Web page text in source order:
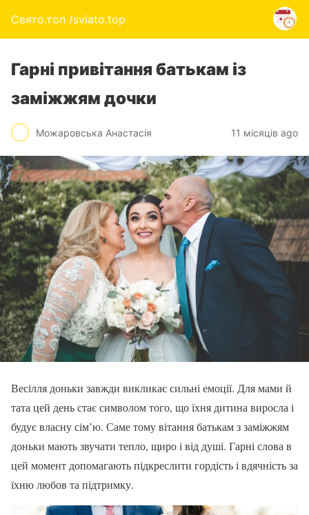
Свято.топ /sviato.top
Гарні привітання батькам із
заміжжям дочки
Можаровська Анастасія 11 місяців ago
Весілля доньки завжди викликає сильні емоції. Для мами й
тата цей день стає символом того, що їхня дитина виросла і
будує власну сім’ю. Саме тому вітання батькам з заміжжям
доньки мають звучати тепло, щиро і від душі. Гарні слова в
цей момент допомагають підкреслити гордість і вдячність за
їхню любов та підтримку.